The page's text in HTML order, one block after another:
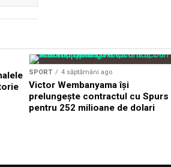
SPORT 4 săptămâni ago
Victor Wembanyama își
prelungește contractul cu Spurs
pentru 252 milioane de dolari